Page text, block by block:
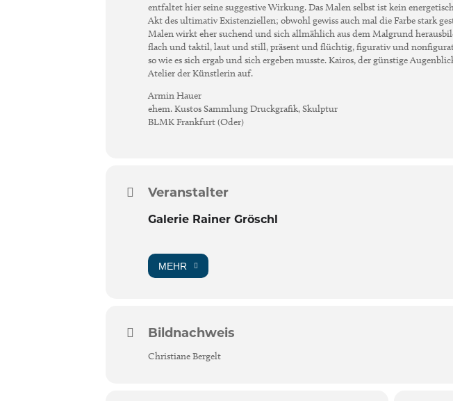
entfaltet hier seine suggestive Wirkung. Das Malen selbst ist kein
Akt des ultimativ Existenziellen; obwohl gewiss auch mal die Farbe stark
Malen wirkt eher suchend und sich allmählich aus dem Malgrund
flach und taktil, laut und still, präsent und flüchtig, figurativ und
so wie es sich ergab und sich ergeben musste. Kairos, der günstige
Atelier der Künstlerin auf.
Armin Hauer
ehem. Kustos Sammlung Druckgrafik, Skulptur
BLMK Frankfurt (Oder)
Veranstalter
Galerie Rainer Gröschl
MEHR
Bildnachweis
Christiane Bergelt